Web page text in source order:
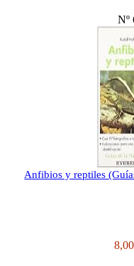
Nº
Anfibios y reptiles